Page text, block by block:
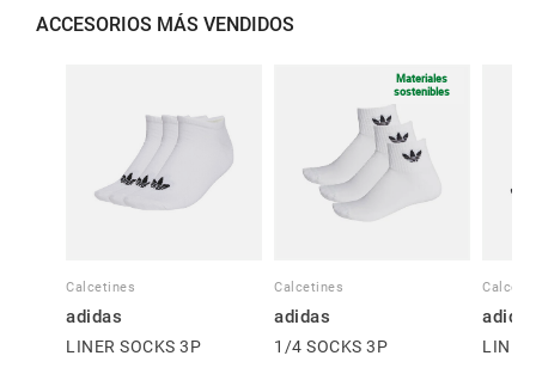
ACCESORIOS MÁS VENDIDOS
Calcetines
adidas
LINER SOCKS 3P
Materiales
sostenibles
Calcetines
adidas
1/4 SOCKS 3P LINER